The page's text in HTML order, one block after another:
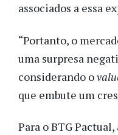
associados a essa
“Portanto, o
uma surpresa
considerando o
que embute um
Para o BTG